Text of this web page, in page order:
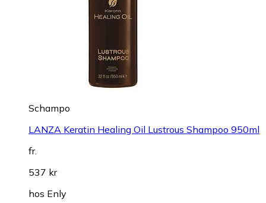
Schampo
LANZA Keratin Healing Oil Lustrous Shampoo 950ml
fr.
537 kr
hos Enly